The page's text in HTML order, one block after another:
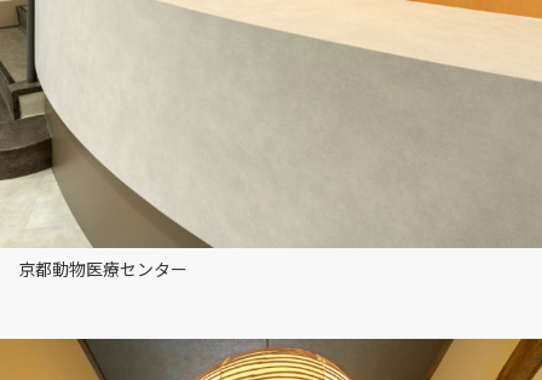
京都動物医療センター